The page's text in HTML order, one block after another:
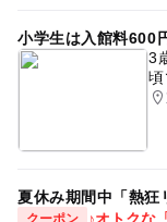
小学生は入館料600
3
頃
夏休み期間中「熱